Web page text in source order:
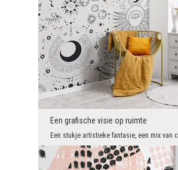
Een grafische visie op ruimte